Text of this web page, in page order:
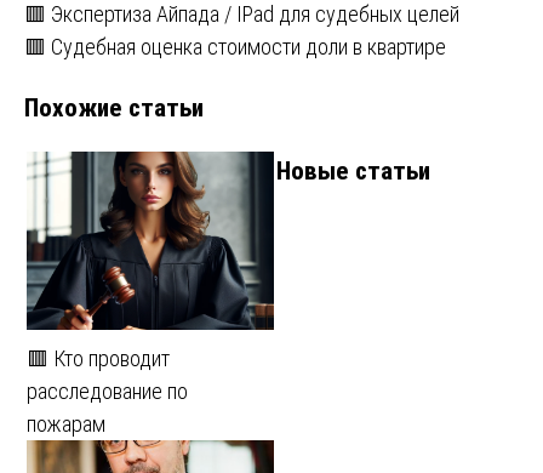
Навигация
записям
🟥 Экспертиза Айпада / IPad для судебных целей
🟥 Судебная оценка стоимости доли в квартире
Похожие статьи
🟥 Кто проводит
расследование по
пожарам
Новые статьи